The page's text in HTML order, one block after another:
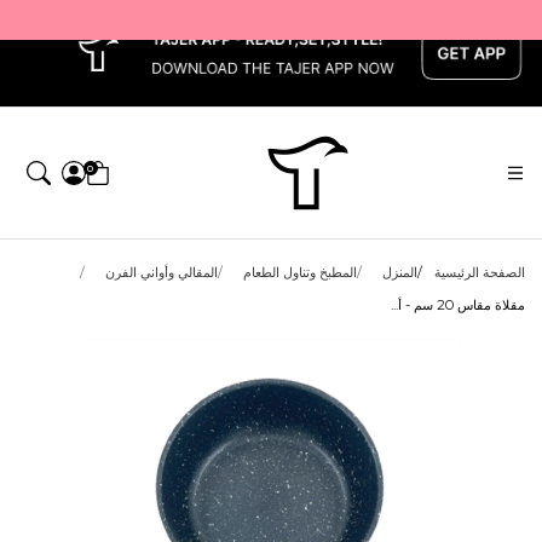
0
الصفحة الرئيسية المنزل المطبخ وتناول الطعام
المقالي وأواني الفرن
مقلاة مقاس 20 سم - أ...